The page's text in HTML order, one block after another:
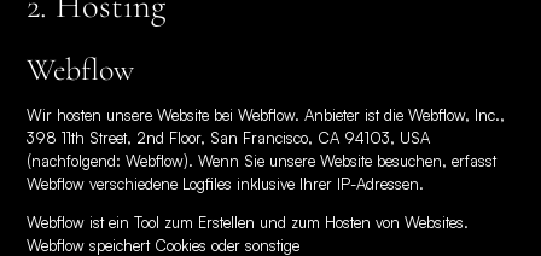
Webflow
Wir hosten unsere Website bei Webflow. Anbieter ist die Webflow, Inc.,
398 11th Street, 2nd Floor, San Francisco, CA 94103, USA
(nachfolgend: Webflow). Wenn Sie unsere Website besuchen, erfasst
Webflow verschiedene Logfiles inklusive Ihrer IP-Adressen.
Webflow ist ein Tool zum Erstellen und zum Hosten von Websites.
Webflow speichert Cookies oder sonstige